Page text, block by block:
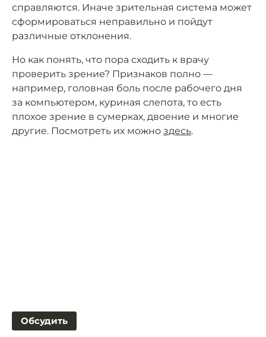
справляются. Иначе зрительная система может
сформироваться неправильно и пойдут
различные отклонения.
Но как понять, что пора сходить к врачу
проверить зрение? Признаков полно —
например, головная боль после рабочего дня
за компьютером, куриная слепота, то есть
плохое зрение в сумерках, двоение и многие
другие. Посмотреть их можно здесь.
Обсудить